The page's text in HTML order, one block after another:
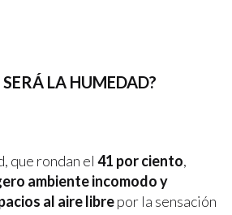
LA HUMEDAD?
que rondan el 41 por ciento,
ambiente incomodo y
al aire librepor la sensación